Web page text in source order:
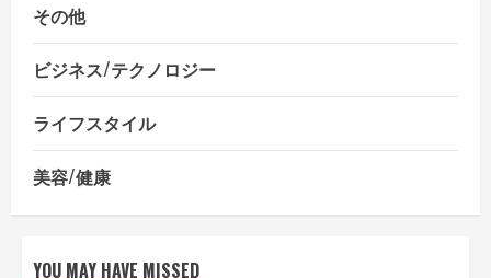
その他
ビジネス/テクノロジー
ライフスタイル
美容/健康
YOU MAY HAVE MISSED